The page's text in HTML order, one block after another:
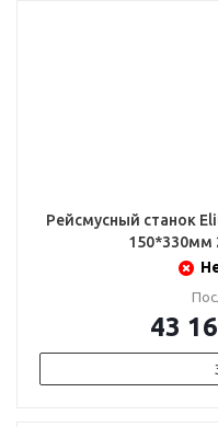
Рейсмусный станок
150*330мм
43